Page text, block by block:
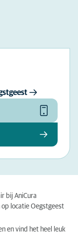
bij AniCura
locatie Oegstgeest
en vind het heel leuk